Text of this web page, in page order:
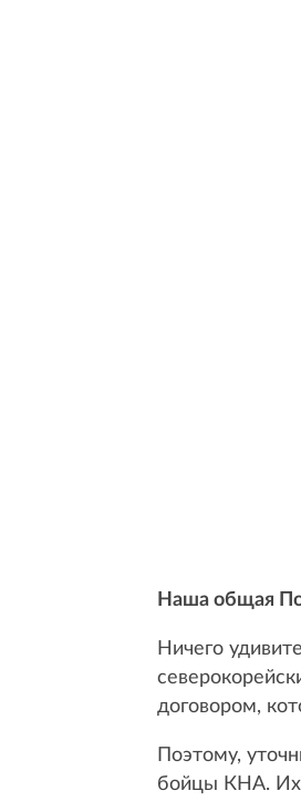
Наша общая
Ничего
договором,
Поэтому,
бойцы КНА. Их